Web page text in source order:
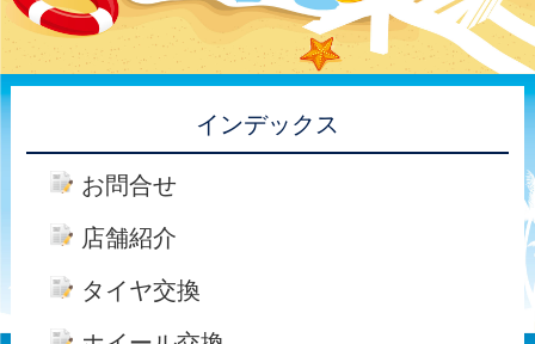
インデックス
お問合せ
店舗紹介
タイヤ交換